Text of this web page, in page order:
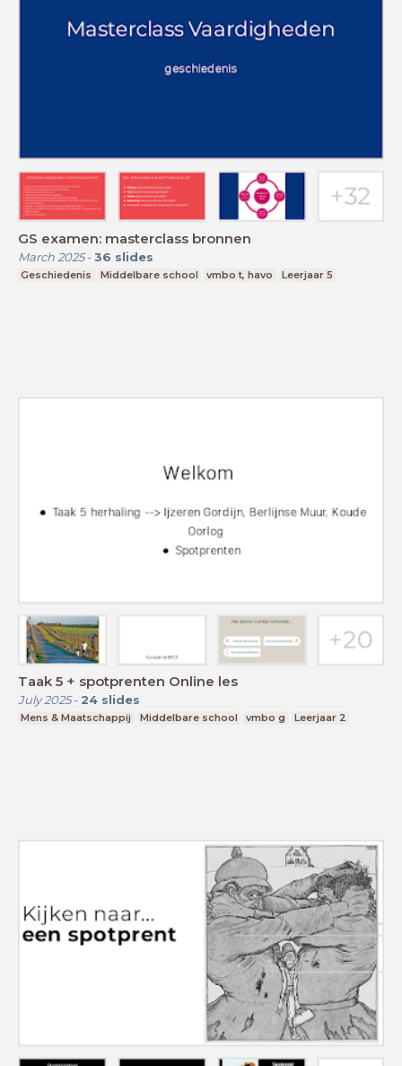
GS examen: masterclass bronnen
March 2025- 36 slides
Geschiedenis Middelbare school vmbo t, havo Leerjaar 5
Taak 5 + spotprenten Online les
July 2025- 24 slides
Mens & Maatschappij Middelbare school vmbo g Leerjaar 2